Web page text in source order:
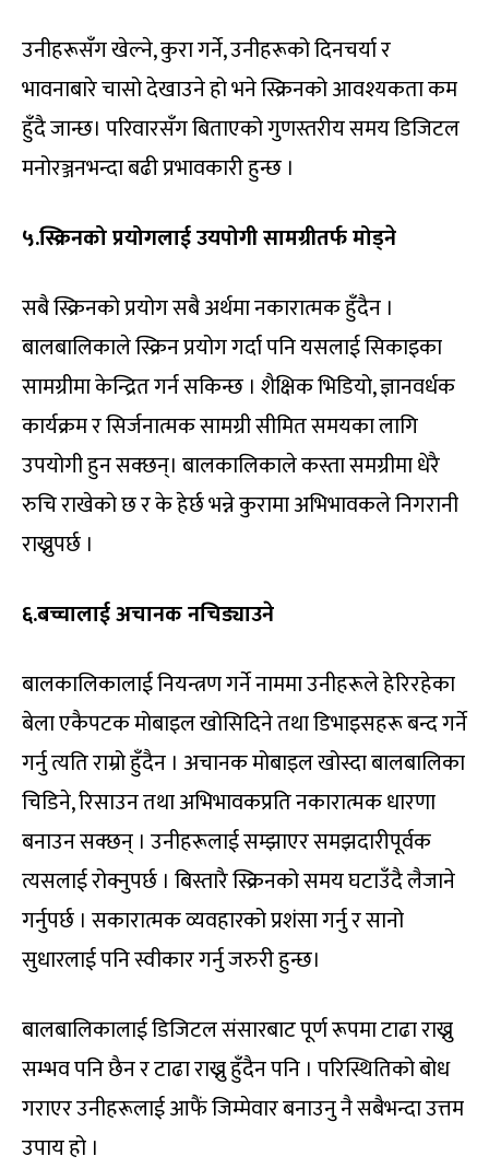
उनीहरूसँग खेल्ने, कुरा गर्ने, उनीहरूको दिनचर्या र
भावनाबारे चासो देखाउने हो भने स्क्रिनको आवश्यकता कम
हुँदै जान्छ। परिवारसँग बिताएको गुणस्तरीय समय डिजिटल
मनोरञ्जनभन्दा बढी प्रभावकारी हुन्छ ।
५.स्क्रिनको प्रयोगलाई उयपोगी सामग्रीतर्फ मोड्ने
सबै स्क्रिनको प्रयोग सबै अर्थमा नकारात्मक हुँदैन ।
बालबालिकाले स्क्रिन प्रयोग गर्दा पनि यसलाई सिकाइका
सामग्रीमा केन्द्रित गर्न सकिन्छ । शैक्षिक भिडियो, ज्ञानवर्धक
कार्यक्रम र सिर्जनात्मक सामग्री सीमित समयका लागि
उपयोगी हुन सक्छन्। बालकालिकाले कस्ता समग्रीमा धेरै
रुचि राखेको छ र के हेर्छ भन्ने कुरामा अभिभावकले निगरानी
राख्नुपर्छ ।
६.बच्चालाई अचानक नचिड्याउने
बालकालिकालाई नियन्त्रण गर्ने नाममा उनीहरूले हेरिरहेका
बेला एकैपटक मोबाइल खोसिदिने तथा डिभाइसहरू बन्द गर्ने
गर्नु त्यति राम्रो हुँदैन । अचानक मोबाइल खोस्दा बालबालिका
चिडिने, रिसाउन तथा अभिभावकप्रति नकारात्मक धारणा
बनाउन सक्छन् । उनीहरूलाई सम्झाएर समझदारीपूर्वक
त्यसलाई रोक्नुपर्छ । बिस्तारै स्क्रिनको समय घटाउँदै लैजाने
गर्नुपर्छ । सकारात्मक व्यवहारको प्रशंसा गर्नु र सानो
सुधारलाई पनि स्वीकार गर्नु जरुरी हुन्छ।
बालबालिकालाई डिजिटल संसारबाट पूर्ण रूपमा टाढा राख्नु
सम्भव पनि छैन र टाढा राख्नु हुँदैन पनि । परिस्थितिको बोध
गराएर उनीहरूलाई आफैं जिम्मेवार बनाउनु नै सबैभन्दा उत्तम
उपाय हो ।